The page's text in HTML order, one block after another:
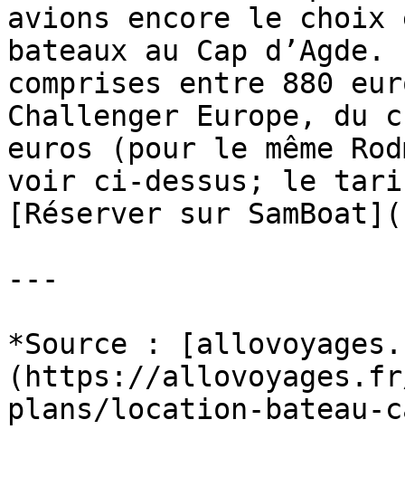
avions encore le choix
bateaux au Cap
comprises entre 880
Challenger Europe,
euros (pour le même
voir ci-dessus; le
[Réserver sur
---
*Source :
(https://